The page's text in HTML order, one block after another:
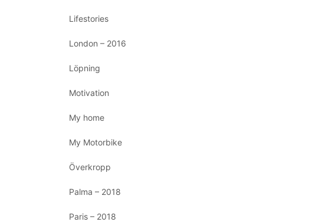
Lifestories
London – 2016
Löpning
Motivation
My home
My Motorbike
Överkropp
Palma – 2018
Paris – 2018